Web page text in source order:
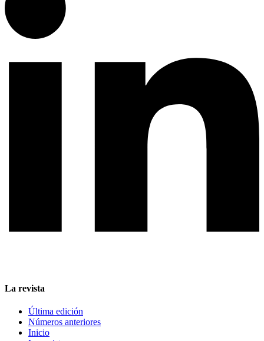
La revista
Última edición
Números anteriores
Inicio